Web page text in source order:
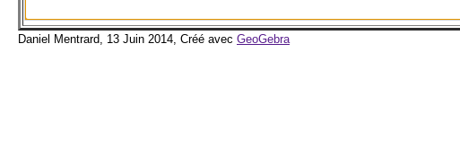
Daniel Mentrard, 13 Juin 2014, Créé avec GeoGebra